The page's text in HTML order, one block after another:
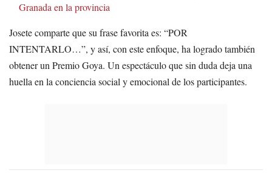
Granada en la provincia
Josete comparte que su frase favorita es: “POR
INTENTARLO…”, y así, con este enfoque, ha logrado también
obtener un Premio Goya. Un espectáculo que sin duda deja una
huella en la conciencia social y emocional de los participantes.